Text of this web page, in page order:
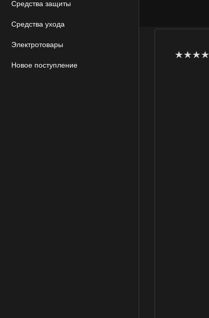
Средства защиты
Средства ухода
Электротовары
Новое поступление